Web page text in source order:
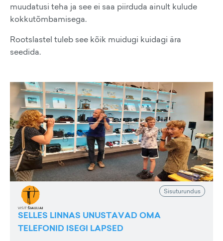
muudatusi teha ja see ei saa piirduda ainult kulude
kokkutõmbamisega.
Rootslastel tuleb see kõik muidugi kuidagi ära
seedida.
Sisuturundus
SELLES LINNAS UNUSTAVAD OMA
TELEFONID ISEGI LAPSED